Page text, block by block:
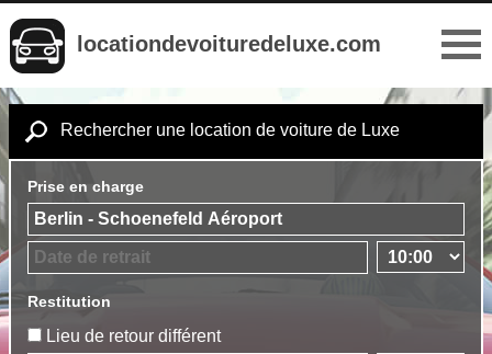
locationdevoituredeluxe.com
Rechercher une location de voiture de Luxe
Prise en charge
Restitution
Lieu de retour différent